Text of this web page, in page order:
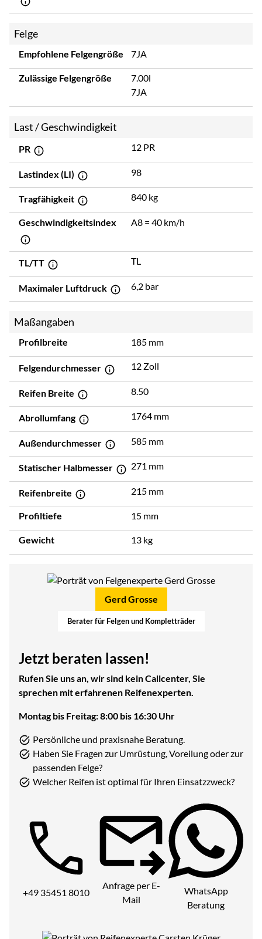
Felge
Empfohlene Felgengröße 7JA
Zulässige Felgengröße
7.00l
7JA
Last / Geschwindigkeit
PR 12 PR
Lastindex (LI) 98
Tragfähigkeit 840 kg
Geschwindigkeitsindex A8 = 40 km/h
TL/TT TL
Maximaler Luftdruck 6,2 bar
Maßangaben
Profilbreite 185 mm
Felgendurchmesser 12 Zoll
Reifen Breite 8.50
Abrollumfang 1764 mm
Außendurchmesser 585 mm
Statischer Halbmesser 271 mm
Reifenbreite 215 mm
Profiltiefe 15 mm
Gewicht 13 kg
Gerd Grosse
Berater für Felgen und Kompletträder
Jetzt beraten lassen!
Rufen Sie uns an, wir sind kein Callcenter, Sie
sprechen mit erfahrenen Reifenexperten.
Montag bis Freitag: 8:00 bis 16:30 Uhr
Persönliche und praxisnahe Beratung.
Haben Sie Fragen zur Umrüstung, Voreilung oder zur
passenden Felge?
Welcher Reifen ist optimal für Ihren Einsatzzweck?
Telefon:
+49 35451 8010
Anfrage per E-
Mail
WhatsApp
Beratung